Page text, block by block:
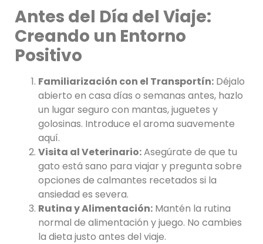
Antes del Día del Viaje:
Creando un Entorno
Positivo
Familiarización con el Transportín: Déjalo
abierto en casa días o semanas antes, hazlo
un lugar seguro con mantas, juguetes y
golosinas. Introduce el aroma suavemente
aquí.
Visita al Veterinario:Asegúrate de que tu
gato está sano para viajar y pregunta sobre
opciones de calmantes recetados si la
ansiedad es severa.
Rutina y Alimentación: Mantén la rutina
normal de alimentación y juego. No cambies
la dieta justo antes del viaje.